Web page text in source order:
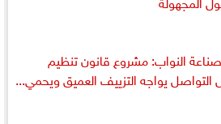
النواب: مشروع قانون تنظيم
التواصل يواجه التزييف العميق ويحمي...